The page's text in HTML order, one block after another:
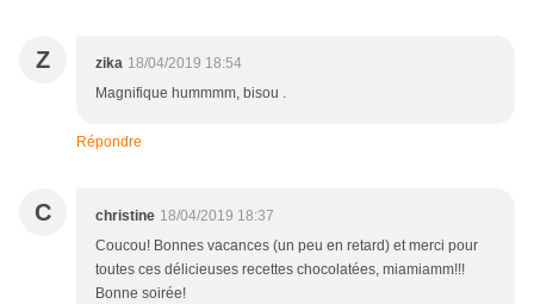
Z zika 18/04/2019 18:54
Magnifique hummmm, bisou .
Répondre
C christine 18/04/2019 18:37
Coucou! Bonnes vacances (un peu en retard) et merci pour
toutes ces délicieuses recettes chocolatées, miamiamm!!!
Bonne soirée!